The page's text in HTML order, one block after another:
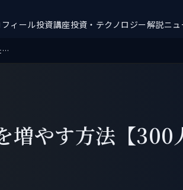
ィール投資講座投資・テクノロジー解説ニュ
X(Twitter)のフォロワーを増やす方法【300人から4万人に増えた戦略】
やす方法【300